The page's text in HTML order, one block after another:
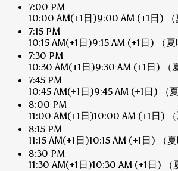
7:00 PM
10:00 AM(+1日)9:00 AM (+1日)
7:15 PM
10:15 AM(+1日)9:15 AM (+1日)
（
7:30 PM
10:30 AM(+1日)9:30 AM (+1日)
（
7:45 PM
10:45 AM(+1日)9:45 AM (+1日)
（
8:00 PM
11:00 AM(+1日)10:00 AM (+1日)
8:15 PM
11:15 AM(+1日)10:15 AM (+1日)
（
8:30 PM
11:30 AM(+1日)10:30 AM (+1日)